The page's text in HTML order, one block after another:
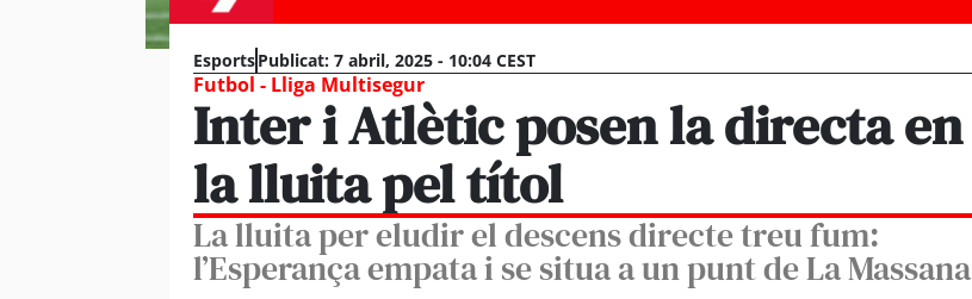
EsportsPublicat: 7 abril, 2025 - 10:04 CEST
Futbol - Lliga Multisegur
Inter i Atlètic posen la directa en
la lluita pel títol
La lluita per eludir el descens directe treu fum:
l’Esperança empata i se situa a un punt de La Massana